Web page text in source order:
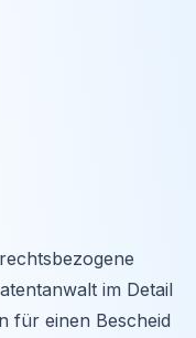
im Detail
für einen Bescheid